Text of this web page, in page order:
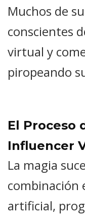
Muchos de
conscientes
virtual y
piropeando
El Proceso
Influencer
La magia
combinación
artificial,